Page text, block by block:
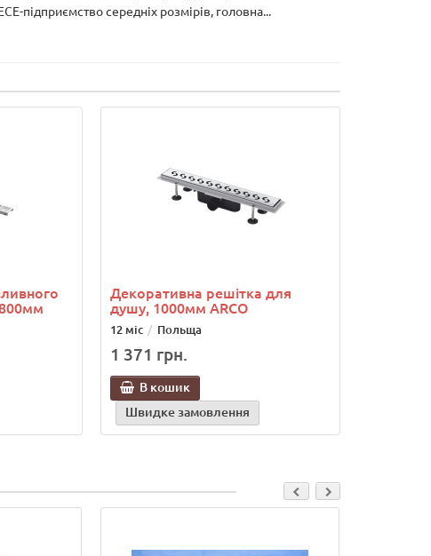
підприємство середніх розмірів, головна...
Декоративна решітка для
душу, 1000мм ARCO
12 міс Польща
1 371 грн.
В кошик
Швидке замовлення